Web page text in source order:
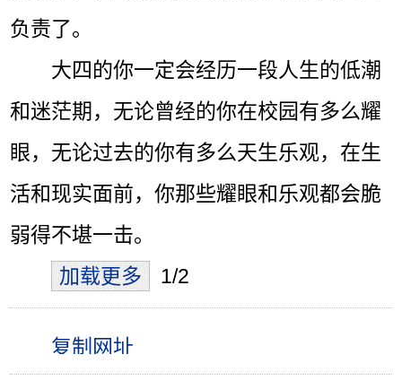
负责了。
大四的你一定会经历一段人生的低潮
和迷茫期，无论曾经的你在校园有多么耀
眼，无论过去的你有多么天生乐观，在生
活和现实面前，你那些耀眼和乐观都会脆
弱得不堪一击。
加载更多
1/2